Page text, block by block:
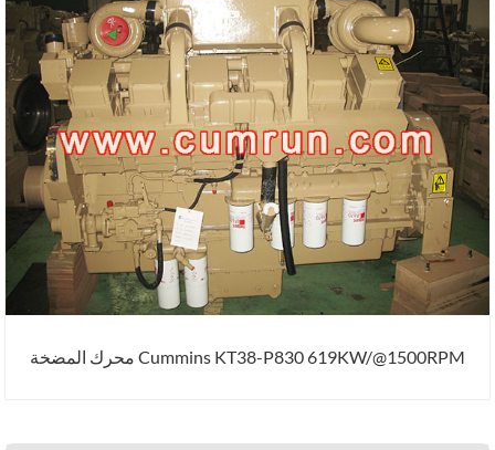
Cummins KT38-P830 619KW/@1500RPM محرك المضخة